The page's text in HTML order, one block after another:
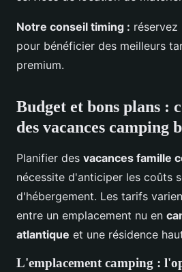
Notre conseil timing : réservez
pour bénéficier des meilleurs
premium.
Budget et bons plans :
des vacances camping
Planifier des vacances famille
nécessite d'anticiper les coûts
d'hébergement. Les tarifs
entre un emplacement nu en
atlantique et une résidence
L'emplacement camping :